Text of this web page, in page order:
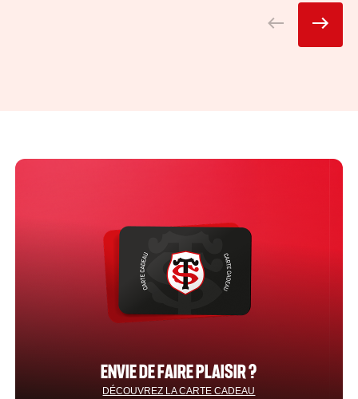
ENVIE DE FAIRE PLAISIR ?
DÉCOUVREZ LA CARTE CADEAU